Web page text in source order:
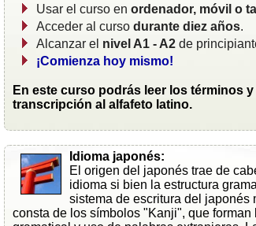
Usar el curso en ordenador, móvil o
Acceder al curso durante diez años.
Alcanzar el nivel A1 - A2de
¡Comienza hoy mismo!
En este curso podrás leer los términos
transcripción al alfafeto latino.
Idioma japonés:
El origen del japonés trae de
idioma si bien la estructura
sistema de escritura del japonés
consta de los símbolos "Kanji", que